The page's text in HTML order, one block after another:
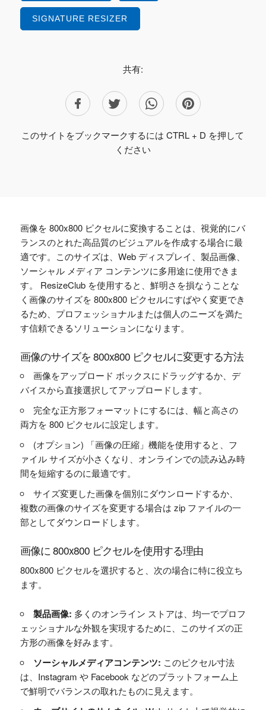
SIGNATURE RESIZER
共有:
このサイトをブックマークするには CTRL + D を押して
ください
画像を 800x800 ピクセルに変換することは、視覚的にバ
ランスのとれた高品質のビジュアルを作成する場合に最
適です。このサイズは、Web ディスプレイ、製品画像、
ソーシャル メディア コンテンツに多用途に使用できま
す。 ResizeClub を使用すると、鮮明さを損なうことな
く画像のサイズを 800x800 ピクセルにすばやく変更でき
るため、プロフェッショナルまたは個人のニーズを満た
す信頼できるソリューションになります。
画像のサイズを 800x800 ピクセルに変更する方法
画像をアップロード ボックスにドラッグするか、デ
バイスから直接選択してアップロードします。
完全な正方形フォーマットにするには、幅と高さの
両方を 800 ピクセルに設定します。
(オプション) 「画像の圧縮」機能を使用すると、フ
ァイル サイズが小さくなり、オンラインでの読み込み時
間を短縮するのに最適です。
サイズ変更した画像を個別にダウンロードするか、
複数の画像のサイズを変更する場合は zip ファイルの一
部としてダウンロードします。
画像に 800x800 ピクセルを使用する理由
800x800 ピクセルを選択すると、次の場合に特に役立ち
ます。
製品画像: 多くのオンライン ストアは、均一でプロフ
ェッショナルな外観を実現するために、このサイズの正
方形の画像を好みます。
ソーシャルメディアコンテンツ: このピクセル寸法
は、Instagram や Facebook などのプラットフォーム上
で鮮明でバランスの取れたものに見えます。